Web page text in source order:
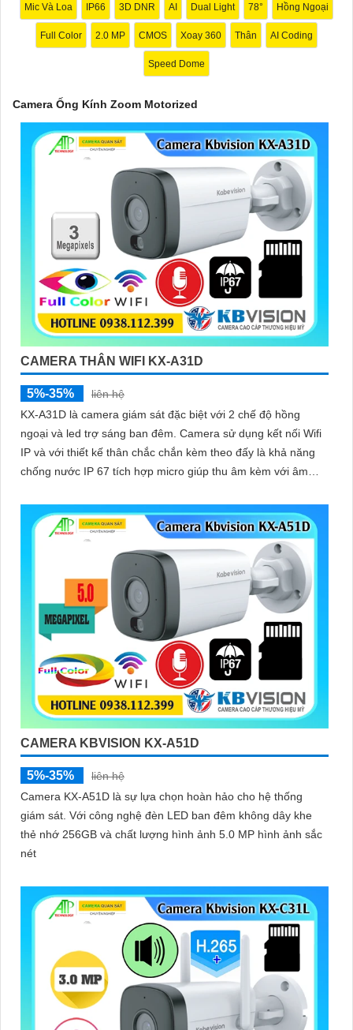
'
Mic Và Loa IP66 3D DNR AI Dual Light 78° Hồng Ngoại
Full Color 2.0 MP CMOS Xoay 360 Thân AI Coding
Speed Dome
Camera Ống Kính Zoom Motorized
CAMERA THÂN WIFI KX-A31D
5%-35%
liên hệ
KX-A31D là camera giám sát đặc biệt với 2 chế độ hồng
ngoại và led trợ sáng ban đêm. Camera sử dụng kết nối Wifi
IP và với thiết kế thân chắc chắn kèm theo đấy là khả năng
chống nước IP 67 tích hợp micro giúp thu âm kèm với âm
CAMERA KBVISION KX-A51D
5%-35%
liên hệ
Camera KX-A51D là sự lựa chọn hoàn hảo cho hệ thống
giám sát. Với công nghệ đèn LED ban đêm không dây khe
thẻ nhớ 256GB và chất lượng hình ảnh 5.0 MP hình ảnh sắc
nét